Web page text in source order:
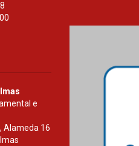
e
Alameda 16